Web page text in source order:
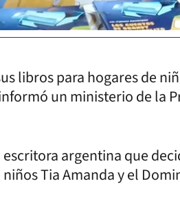
libros para hogares de
un ministerio de la
argentina que
Tia Amanda y el